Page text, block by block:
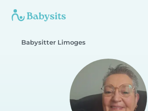
Babysitter Limoges